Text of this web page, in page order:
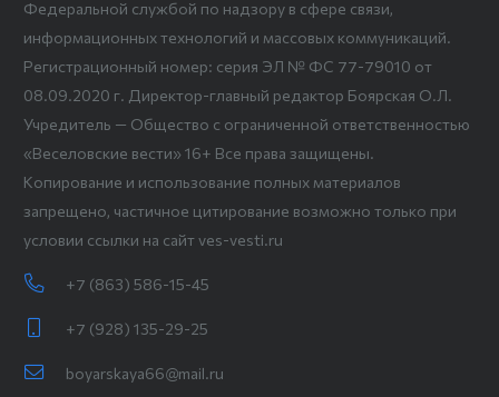
Федеральной службой по надзору в сфере связи,
информационных технологий и массовых коммуникаций.
Регистрационный номер: серия ЭЛ № ФС 77-79010 от
08.09.2020 г. Директор-главный редактор Боярская О.Л.
Учредитель — Общество с ограниченной ответственностью
«Веселовские вести» 16+ Все права защищены.
Копирование и использование полных материалов
запрещено, частичное цитирование возможно только при
условии ссылки на сайт ves-vesti.ru
+7 (863) 586-15-45
+7 (928) 135-29-25
boyarskaya66@mail.ru